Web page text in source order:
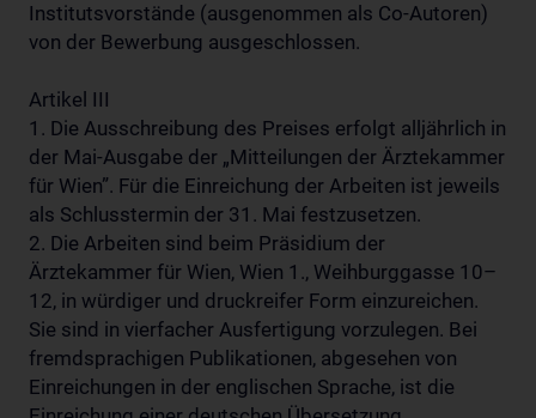
Institutsvorstände (ausgenommen als Co-Autoren)
von der Bewerbung ausgeschlossen.
Artikel III
1. Die Ausschreibung des Preises erfolgt alljährlich in
der Mai-Ausgabe der „Mitteilungen der Ärztekammer
für Wien”. Für die Einreichung der Arbeiten ist jeweils
als Schlusstermin der 31. Mai festzusetzen.
2. Die Arbeiten sind beim Präsidium der
Ärztekammer für Wien, Wien 1., Weihburggasse 10–
12, in würdiger und druckreifer Form einzureichen.
Sie sind in vierfacher Ausfertigung vorzulegen. Bei
fremdsprachigen Publikationen, abgesehen von
Einreichungen in der englischen Sprache, ist die